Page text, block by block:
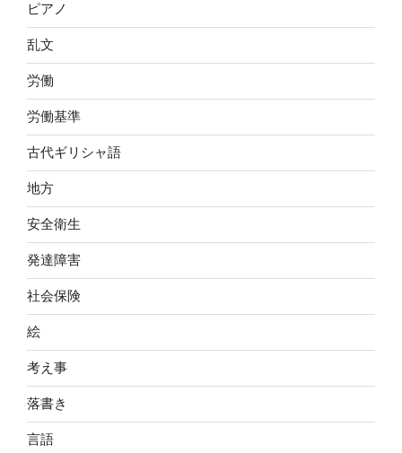
ピアノ
乱文
労働
労働基準
古代ギリシャ語
地方
安全衛生
発達障害
社会保険
絵
考え事
落書き
言語